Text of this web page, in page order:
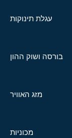
עגלת תינוקות
בורסה ושוק ההון
מזג האוויר
מכוניות